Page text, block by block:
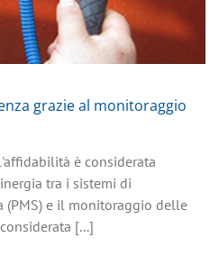
grazie al monitoraggio
è considerata
tra i sistemi di
(PMS) e il monitoraggio delle
[...]